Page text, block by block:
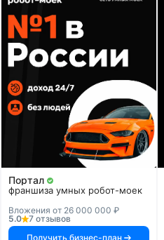
Портал
франшиза умных робот-моек
Вложения от 26 000 000 ₽
5.0
7 отзывов
Получить бизнес-план